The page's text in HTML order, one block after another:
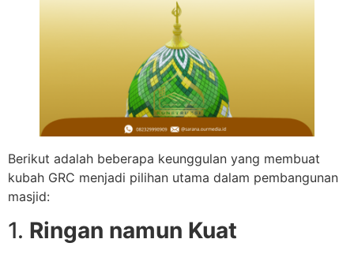
Berikut adalah beberapa keunggulan yang membuat
kubah GRC menjadi pilihan utama dalam pembangunan
masjid:
1. Ringan namun Kuat